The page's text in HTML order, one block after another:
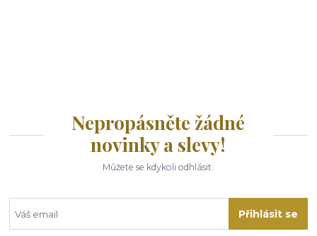
Nepropásněte žádné
novinky a slevy!
Můžete se kdykoli odhlásit.
Přihlásit se